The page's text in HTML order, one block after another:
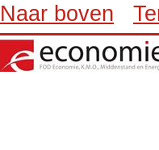
Naar boven